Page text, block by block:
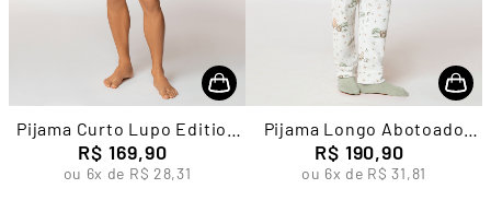
Pijama Curto Lupo Edition
Masculino
R$ 169,90
ou 6x de R$ 28,31
Pijama Longo Abotoado
Infantil Feminino Lupo
R$ 190,90
ou 6x de R$ 31,81